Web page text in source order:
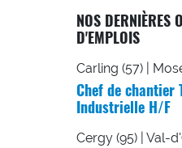
NOS DERNIÈRES
D'EMPLOIS
Carling (57) |
Chef de chantier
Industrielle H/F
Cergy (95) | Val-